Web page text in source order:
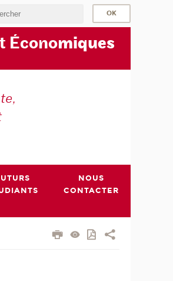
Économiques
NOUS
CONTACTER